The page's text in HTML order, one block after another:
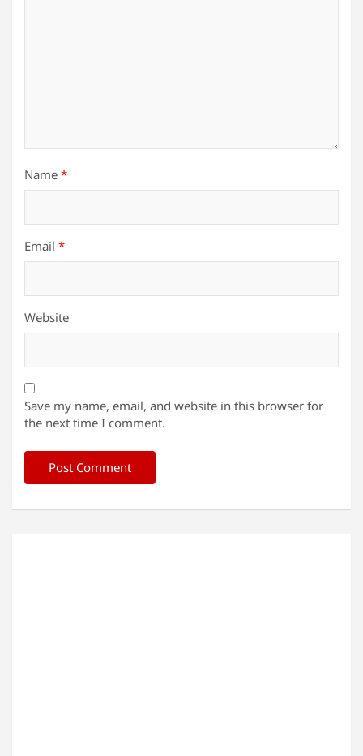
Name *
Email *
Website
Save my name, email, and website in this browser for
the next time I comment.